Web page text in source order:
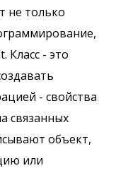
не только
Класс - это
- свойства
связанных
объект,
или